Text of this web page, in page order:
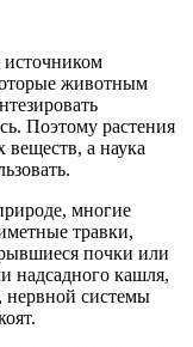
источником
животным
Поэтому растения
а наука
многие
травки,
почки или
надсадного кашля,
нервной системы